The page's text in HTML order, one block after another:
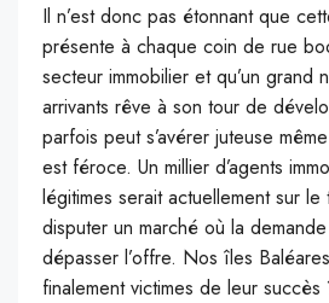
Il n’est donc pas étonnant que
présente à chaque coin de rue
secteur immobilier et qu’un grand
arrivants rêve à son tour de
parfois peut s’avérer juteuse
est féroce. Un millier d’agents
légitimes serait actuellement sur
disputer un marché où la
dépasser l’offre. Nos îles
finalement victimes de leur succès